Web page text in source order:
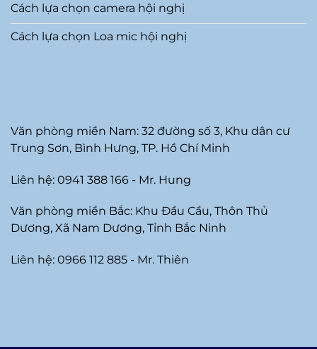
Cách lựa chọn camera hội nghị
Cách lựa chọn Loa mic hội nghị
Văn phòng miền Nam: 32 đường số 3, Khu dân cư
Trung Sơn, Bình Hưng, TP. Hồ Chí Minh
Liên hệ: 0941 388 166 - Mr. Hung
Văn phòng miền Bắc: Khu Đầu Cầu, Thôn Thủ
Dương, Xã Nam Dương, Tỉnh Bắc Ninh
Liên hệ: 0966 112 885 - Mr. Thiên